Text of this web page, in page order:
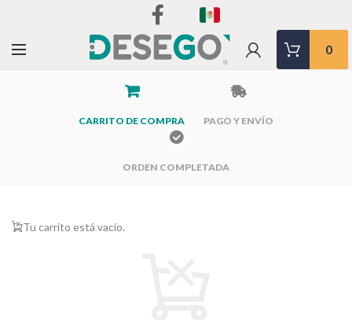
0
CARRITO DE COMPRA PAGO Y ENVÍO
ORDEN COMPLETADA
Tu carrito está vacío.